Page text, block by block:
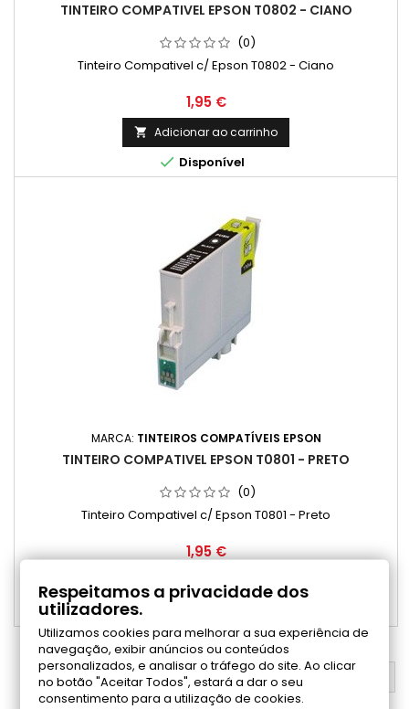
TINTEIRO COMPATIVEL EPSON T0802 - CIANO
(0)
Tinteiro Compativel c/ Epson T0802 - Ciano
Preço
1,95 €
 Adicionar ao carrinho
 Disponível
MARCA: TINTEIROS COMPATÍVEIS EPSON
TINTEIRO COMPATIVEL EPSON T0801 - PRETO
(0)
Tinteiro Compativel c/ Epson T0801 - Preto
Preço
1,95 €
Adicionar ao carrinho
VOLTAR AO TOPO
Respeitamos a privacidade dos
utilizadores.
Utilizamos cookies para melhorar a sua experiência de
navegação, exibir anúncios ou conteúdos
personalizados, e analisar o tráfego do site. Ao clicar
no botão "Aceitar Todos", estará a dar o seu
consentimento para a utilização de cookies.